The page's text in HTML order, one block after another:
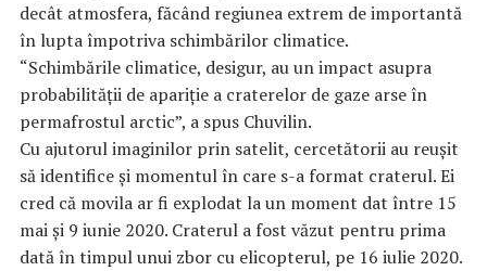
decât atmosfera, făcând regiunea extrem de importantă
în lupta împotriva schimbărilor climatice.
“Schimbările climatice, desigur, au un impact asupra
probabilității de apariție a craterelor de gaze arse în
permafrostul arctic”, a spus Chuvilin.
Cu ajutorul imaginilor prin satelit, cercetătorii au reușit
să identifice și momentul în care s-a format craterul. Ei
cred că movila ar fi explodat la un moment dat între 15
mai și 9 iunie 2020. Craterul a fost văzut pentru prima
dată în timpul unui zbor cu elicopterul, pe 16 iulie 2020.